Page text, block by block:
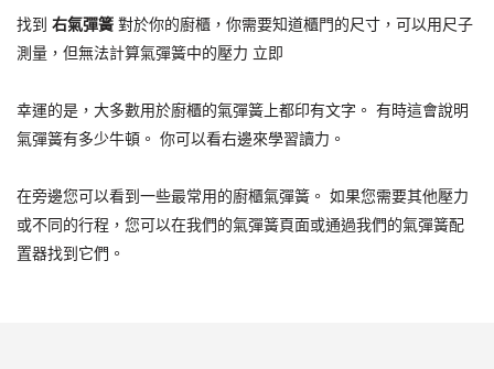
找到 右氣彈簧 對於你的廚櫃，你需要知道櫃門的尺寸，可以用尺子
測量，但無法計算氣彈簧中的壓力 立即
幸運的是，大多數用於廚櫃的氣彈簧上都印有文字。 有時這會說明
氣彈簧有多少牛頓。 你可以看右邊來學習讀力。
在旁邊您可以看到一些最常用的廚櫃氣彈簧。 如果您需要其他壓力
或不同的行程，您可以在我們的氣彈簧頁面或通過我們的氣彈簧配
置器找到它們。